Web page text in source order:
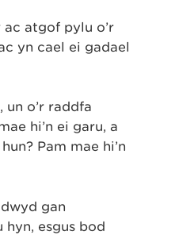
ac atgof pylu o’r
yn cael ei gadael
o’r raddfa
hi’n ei garu, a
Pam mae hi’n
gan
esgus bod